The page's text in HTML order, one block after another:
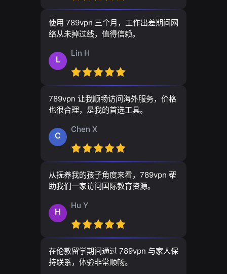
使用 789vpn 三个月，工作出差期间网
络从未掉过线，值得信赖。
L
Lin H
789vpn 让我顺畅访问海外服务，价格
也很合理，是我的首选工具。
C
Chen X
从抚养我的孩子角度来看，789vpn 帮
助我们一家访问国际教育资源。
H
Hu Y
在伦敦留学期间通过 789vpn 与家人保
持联系，体验非常顺畅。